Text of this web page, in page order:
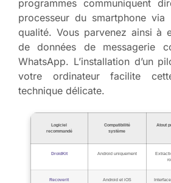
programmes communiquent
processeur du smartphone
qualité. Vous parvenez ainsi à
de données de messagerie
WhatsApp. L’installation d’un
votre ordinateur facilite
technique délicate.
Logiciel
recommandé
Compatibilité
système
Atout
DroidKit Android uniquement
Recoverit Android et iOS